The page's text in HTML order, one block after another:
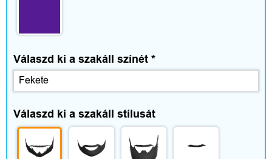
d
i
d
ő
Válaszd ki a szakáll színét *
Válaszd ki a szakáll stílusát